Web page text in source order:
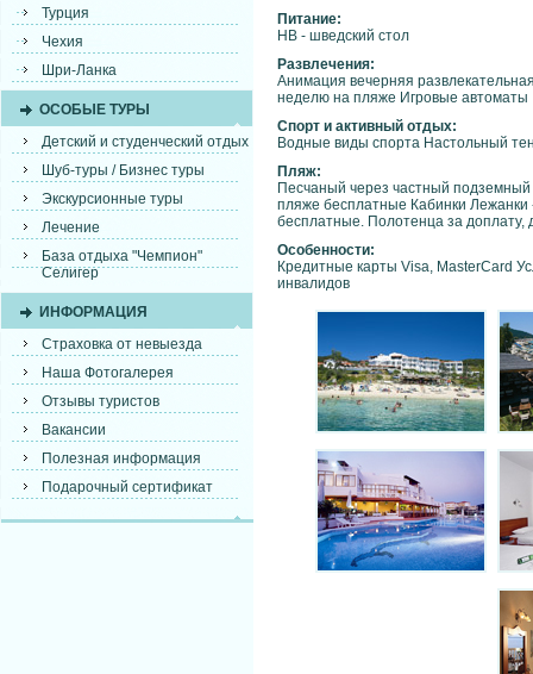
Турция
Чехия
Шри-Ланка
ОСОБЫЕ ТУРЫ
Детский и студенческий отдых
Шуб-туры / Бизнес туры
Экскурсионные туры
Лечение
База отдыха "Чемпион"
Селигер
ИНФОРМАЦИЯ
Страховка от невыезда
Наша Фотогалерея
Отзывы туристов
Вакансии
Полезная информация
Подарочный сертификат
Питание:
HB - шведский стол
Развлечения:
Анимация вечерняя
неделю на пляже Игровые автоматы
Спорт и активный отдых:
Водные виды спорта Настольный
Пляж:
Песчаный через частный подземный
пляже бесплатные Кабинки Лежанки
бесплатные. Полотенца за доплату,
Особенности:
Кредитные карты Visa, MasterCard
инвалидов